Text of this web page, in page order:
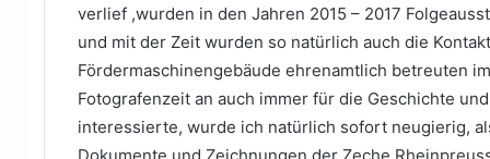
verlief ,wurden in den Jahren 2015 – 2017
und mit der Zeit wurden so natürlich auch die
Fördermaschinengebäude ehrenamtlich betreuten
Fotografenzeit an auch immer für die Geschichte
interessierte, wurde ich natürlich sofort neugierig,